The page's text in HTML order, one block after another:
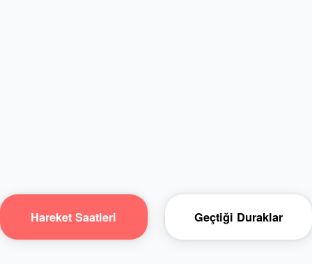
Hareket Saatleri Geçtiği Duraklar